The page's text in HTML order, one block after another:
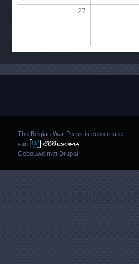
27
The Belgian War Press is een creatie
van
Gebouwd met Drupal